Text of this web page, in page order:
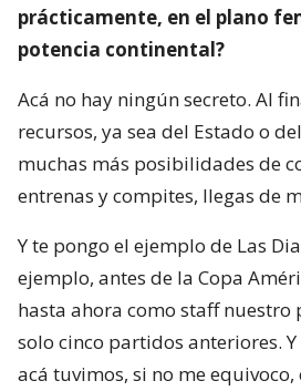
prácticamente, en el plano
potencia continental?
Acá no hay ningún secreto. Al
recursos, ya sea del Estado o
muchas más posibilidades de
entrenas y compites, llegas de
Y te pongo el ejemplo de Las
ejemplo, antes de la Copa
hasta ahora como staff nuestro
solo cinco partidos anteriores.
acá tuvimos, si no me